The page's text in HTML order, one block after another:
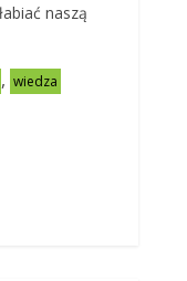
naszą
, wiedza